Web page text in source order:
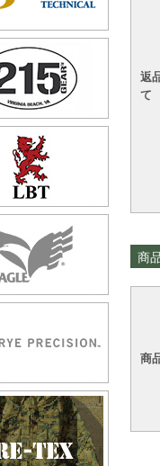
返
て
商
商